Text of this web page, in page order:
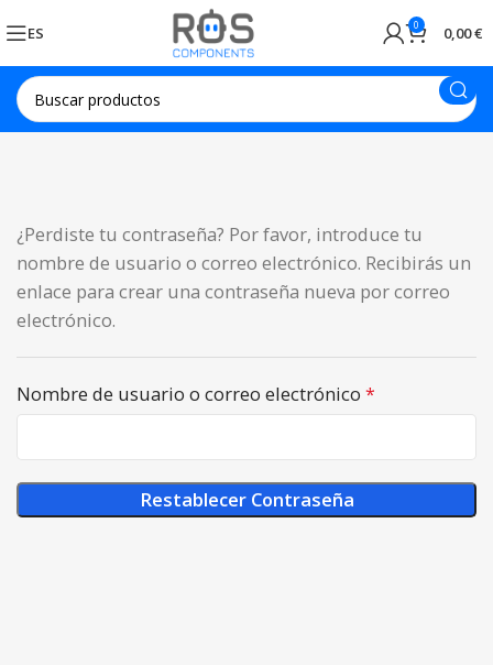
ES 0 0,00€
¿Perdiste tu contraseña? Por favor, introduce tu
nombre de usuario o correo electrónico. Recibirás un
enlace para crear una contraseña nueva por correo
electrónico.
Nombre de usuario o correo electrónico *
Restablecer Contraseña